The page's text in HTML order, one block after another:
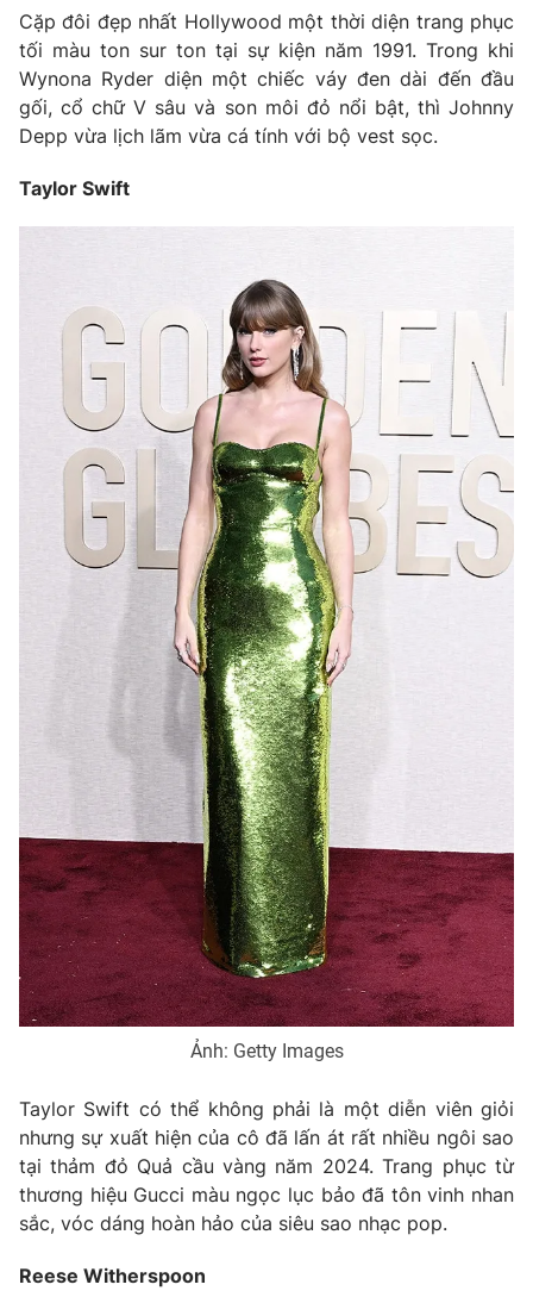
Cặp đôi đẹp nhất Hollywood một thời diện trang phục
tối màu ton sur ton tại sự kiện năm 1991. Trong khi
Wynona Ryder diện một chiếc váy đen dài đến đầu
gối, cổ chữ V sâu và son môi đỏ nổi bật, thì Johnny
Depp vừa lịch lãm vừa cá tính với bộ vest sọc.
Taylor Swift
Ảnh: Getty Images
Taylor Swift có thể không phải là một diễn viên giỏi
nhưng sự xuất hiện của cô đã lấn át rất nhiều ngôi sao
tại thảm đỏ Quả cầu vàng năm 2024. Trang phục từ
thương hiệu Gucci màu ngọc lục bảo đã tôn vinh nhan
sắc, vóc dáng hoàn hảo của siêu sao nhạc pop.
Reese Witherspoon